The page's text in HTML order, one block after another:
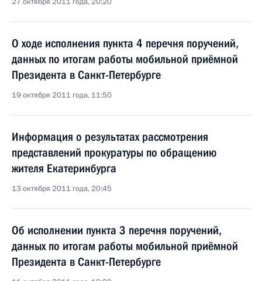
О ходе исполнения пункта 4 перечня поручений,
данных по итогам работы мобильной приёмной
Президента в Санкт-Петербурге
19 октября 2011 года, 11:50
Информация о результатах рассмотрения
представлений прокуратуры по обращению
жителя Екатеринбурга
13 октября 2011 года, 20:45
Об исполнении пункта 3 перечня поручений,
данных по итогам работы мобильной приёмной
Президента в Санкт-Петербурге